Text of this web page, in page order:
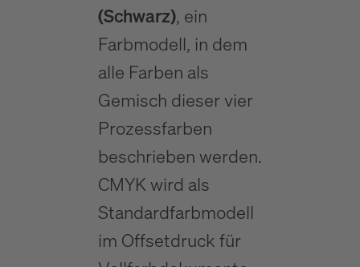
(Schwarz), ein
Farbmodell, in dem
alle Farben als
Gemisch dieser vier
Prozessfarben
beschrieben werden.
CMYK wird als
Standardfarbmodell
im Offsetdruck für